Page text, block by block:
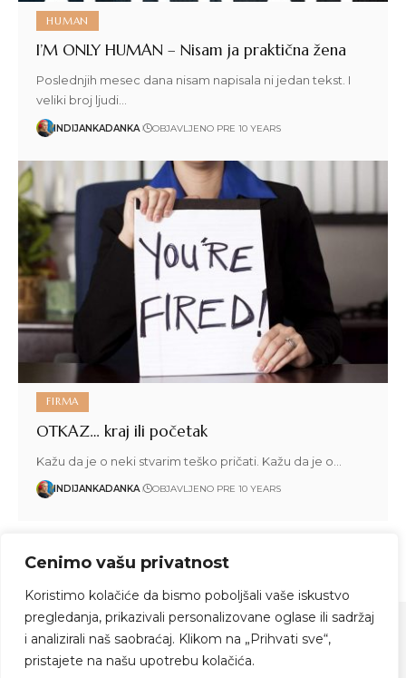
Cenimo vašu privatnost
Koristimo kolačiće da bismo poboljšali vaše iskustvo
pregledanja, prikazivali personalizovane oglase ili sadržaj
i analizirali naš saobraćaj. Klikom na „Prihvati sve“,
pristajete na našu upotrebu kolačića.
HUMAN
I’M ONLY HUMAN – Nisam ja praktična žena
Poslednjih mesec dana nisam napisala ni jedan tekst. I
veliki broj ljudi…
INDIJANKADANKA OBJAVLJENO PRE 10 YEARS
FIRMA
OTKAZ… kraj ili početak
Kažu da je o neki stvarim teško pričati. Kažu da je o…
INDIJANKADANKA OBJAVLJENO PRE 10 YEARS
1 2 … 20 21
Zapratite me